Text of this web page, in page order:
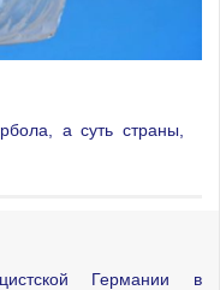
а суть страны,
Германии в